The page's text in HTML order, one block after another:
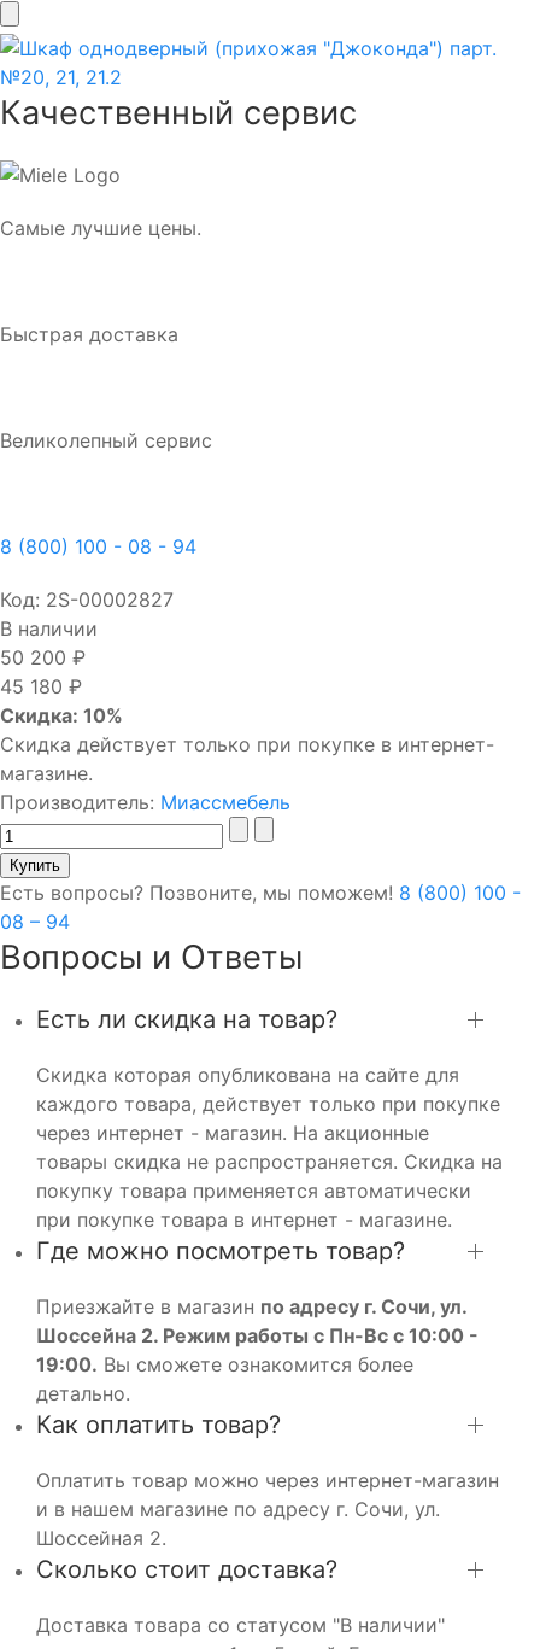
Качественный сервис
Самые лучшие цены.
Быстрая доставка
Великолепный сервис
8 (800) 100 - 08 - 94
Код: 2S-00002827
В наличии
50 200 ₽
45 180 ₽
Скидка: 10%
Скидка действует только при покупке в интернет-
магазине.
Производитель: Миассмебель
Есть вопросы? Позвоните, мы поможем! 8 (800) 100 -
08 – 94
Вопросы и Ответы
Есть ли скидка на товар?
Скидка которая опубликована на сайте для
каждого товара, действует только при покупке
через интернет - магазин. На акционные
товары скидка не распространяется. Скидка на
покупку товара применяется автоматически
при покупке товара в интернет - магазине.
Где можно посмотреть товар?
Приезжайте в магазин по адресу г. Сочи, ул.
Шоссейна 2. Режим работы с Пн-Вс с 10:00 -
19:00. Вы сможете ознакомится более
детально.
Как оплатить товар?
Оплатить товар можно через интернет-магазин
и в нашем магазине по адресу г. Сочи, ул.
Шоссейная 2.
Сколько стоит доставка?
Доставка товара со статусом "В наличии"